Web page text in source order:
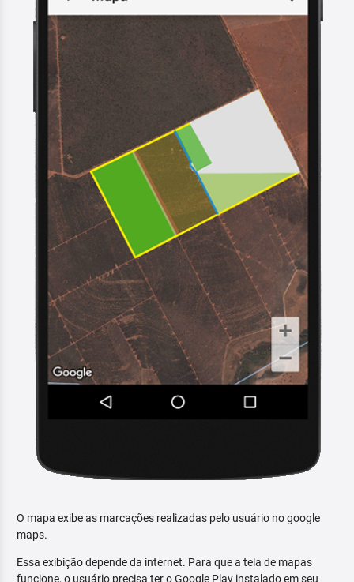
O mapa exibe as marcações realizadas pelo usuário no google
maps.
Essa exibição depende da internet. Para que a tela de mapas
funcione, o usuário precisa ter o Google Play instalado em seu